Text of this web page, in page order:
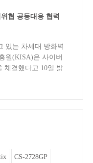
협 공동대응 협력
있는 차세대 방화벽
원(KISA)은 사이버
체결했다고 10일 밝
CS-2728GP